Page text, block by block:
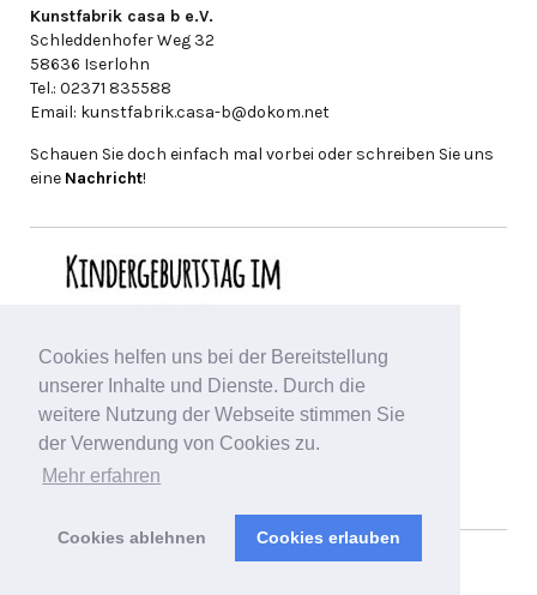
Cookies helfen uns bei der Bereitstellung
unserer Inhalte und Dienste. Durch die
weitere Nutzung der Webseite stimmen Sie
der Verwendung von Cookies zu.
Mehr erfahren
Cookies ablehnen Cookies erlauben
Kunstfabrik casa b e.V.
Schleddenhofer Weg 32
58636 Iserlohn
Tel.: 02371 835588
Email: kunstfabrik.casa-b@dokom.net
Schauen Sie doch einfach mal vorbei oder schreiben Sie uns
eine Nachricht!
Kunstfabrik casa b e.V.